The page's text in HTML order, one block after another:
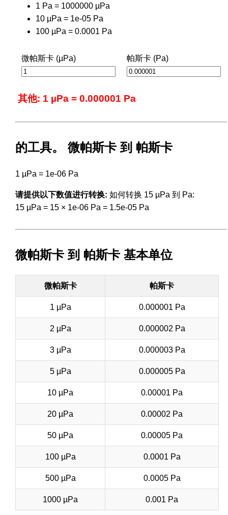
1 Pa = 1000000 µPa
10 µPa = 1e-05 Pa
100 µPa = 0.0001 Pa
微帕斯卡 (µPa) 帕斯卡 (Pa)
其他: 1 µPa = 0.000001 Pa
的工具。 微帕斯卡 到 帕斯卡
1 µPa = 1e-06 Pa
请提供以下数值进行转换: 如何转换 15 µPa 到 Pa:
15 µPa = 15 × 1e-06 Pa = 1.5e-05 Pa
微帕斯卡 到 帕斯卡 基本单位
微帕斯卡 帕斯卡
1 µPa 0.000001 Pa
2 µPa 0.000002 Pa
3 µPa 0.000003 Pa
5 µPa 0.000005 Pa
10 µPa 0.00001 Pa
20 µPa 0.00002 Pa
50 µPa 0.00005 Pa
100 µPa 0.0001 Pa
500 µPa 0.0005 Pa
1000 µPa 0.001 Pa